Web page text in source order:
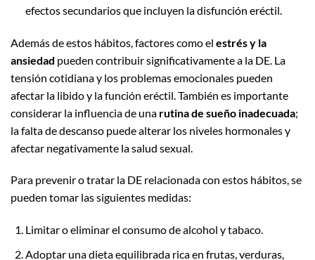
efectos secundarios que incluyen la disfunción eréctil.
Además de estos hábitos, factores como el estrés y la
ansiedad pueden contribuir significativamente a la DE. La
tensión cotidiana y los problemas emocionales pueden
afectar la libido y la función eréctil. También es importante
considerar la influencia de una rutina de sueño inadecuada;
la falta de descanso puede alterar los niveles hormonales y
afectar negativamente la salud sexual.
Para prevenir o tratar la DE relacionada con estos hábitos, se
pueden tomar las siguientes medidas:
Limitar o eliminar el consumo de alcohol y tabaco.
Adoptar una dieta equilibrada rica en frutas, verduras,